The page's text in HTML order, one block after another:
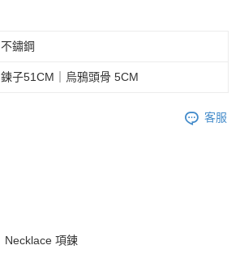
不鏽鋼
鍊子51CM｜烏鴉頭骨 5CM
客服
Necklace 項鍊